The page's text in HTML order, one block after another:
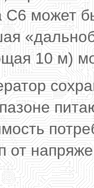
С6 может
10 м)
от